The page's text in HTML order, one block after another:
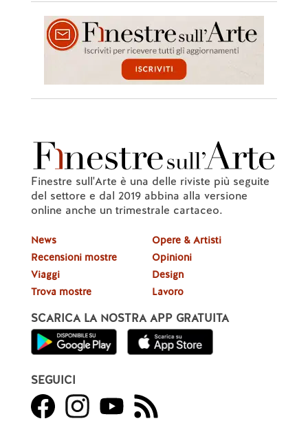
Finestre sull'Arte è una delle riviste più seguite
del settore e dal 2019 abbina alla versione
online anche un trimestrale cartaceo.
News
Recensioni mostre
Viaggi
Trova mostre
Opere & Artisti
Opinioni
Design
Lavoro
SCARICA LA NOSTRA APP GRATUITA
SEGUICI